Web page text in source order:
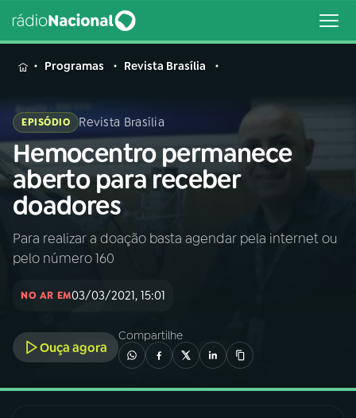
MENU
Buscar
na
Rádio
Nacional
Buscar
AO VIVO
INÍCIO
A RÁDIO
03PROGRAMAÇÃO
Programas Revista Brasília
EPISÓDIO Revista Brasília
Hemocentro permanece
aberto para receber
doadores
Para realizar a doação basta agendar pela internet ou
pelo número 160
NO AR EM03/03/2021, 15:01
Ouça agora
Compartilhe